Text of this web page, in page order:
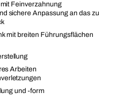
Feinverzahnung
sichere Anpassung an das zu
mit breiten Führungsflächen
Arbeiten
und -form